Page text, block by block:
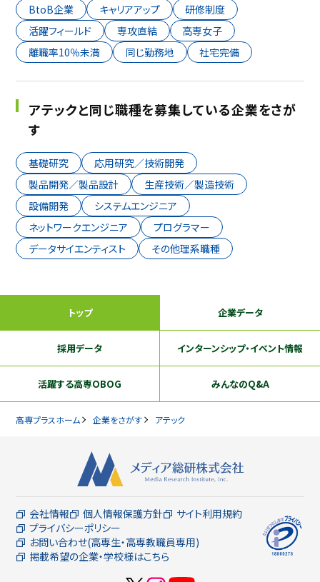
BtoB企業 キャリアアップ
研修制度
活躍フィールド
専攻直結
高専女子
離職率10％未満
同じ勤務地 社宅完備
アテックと同じ職種を募集している企業をさが
す
基礎研究
応用研究／技術開発
製品開発／製品設計
生産技術／製造技術
設備開発
システムエンジニア
ネットワークエンジニア
プログラマー
データサイエンティスト
その他理系職種
トップ 企業データ
採用データ インターンシップ・イベント情報
活躍する高専OBOG みんなのQ&A
高専プラスホーム 企業をさがす アテック
会社情報 個人情報保護方針
サイト利用規約
プライバシーポリシー
お問い合わせ(高専生・高専教職員専用)
掲載希望の企業・学校様はこちら